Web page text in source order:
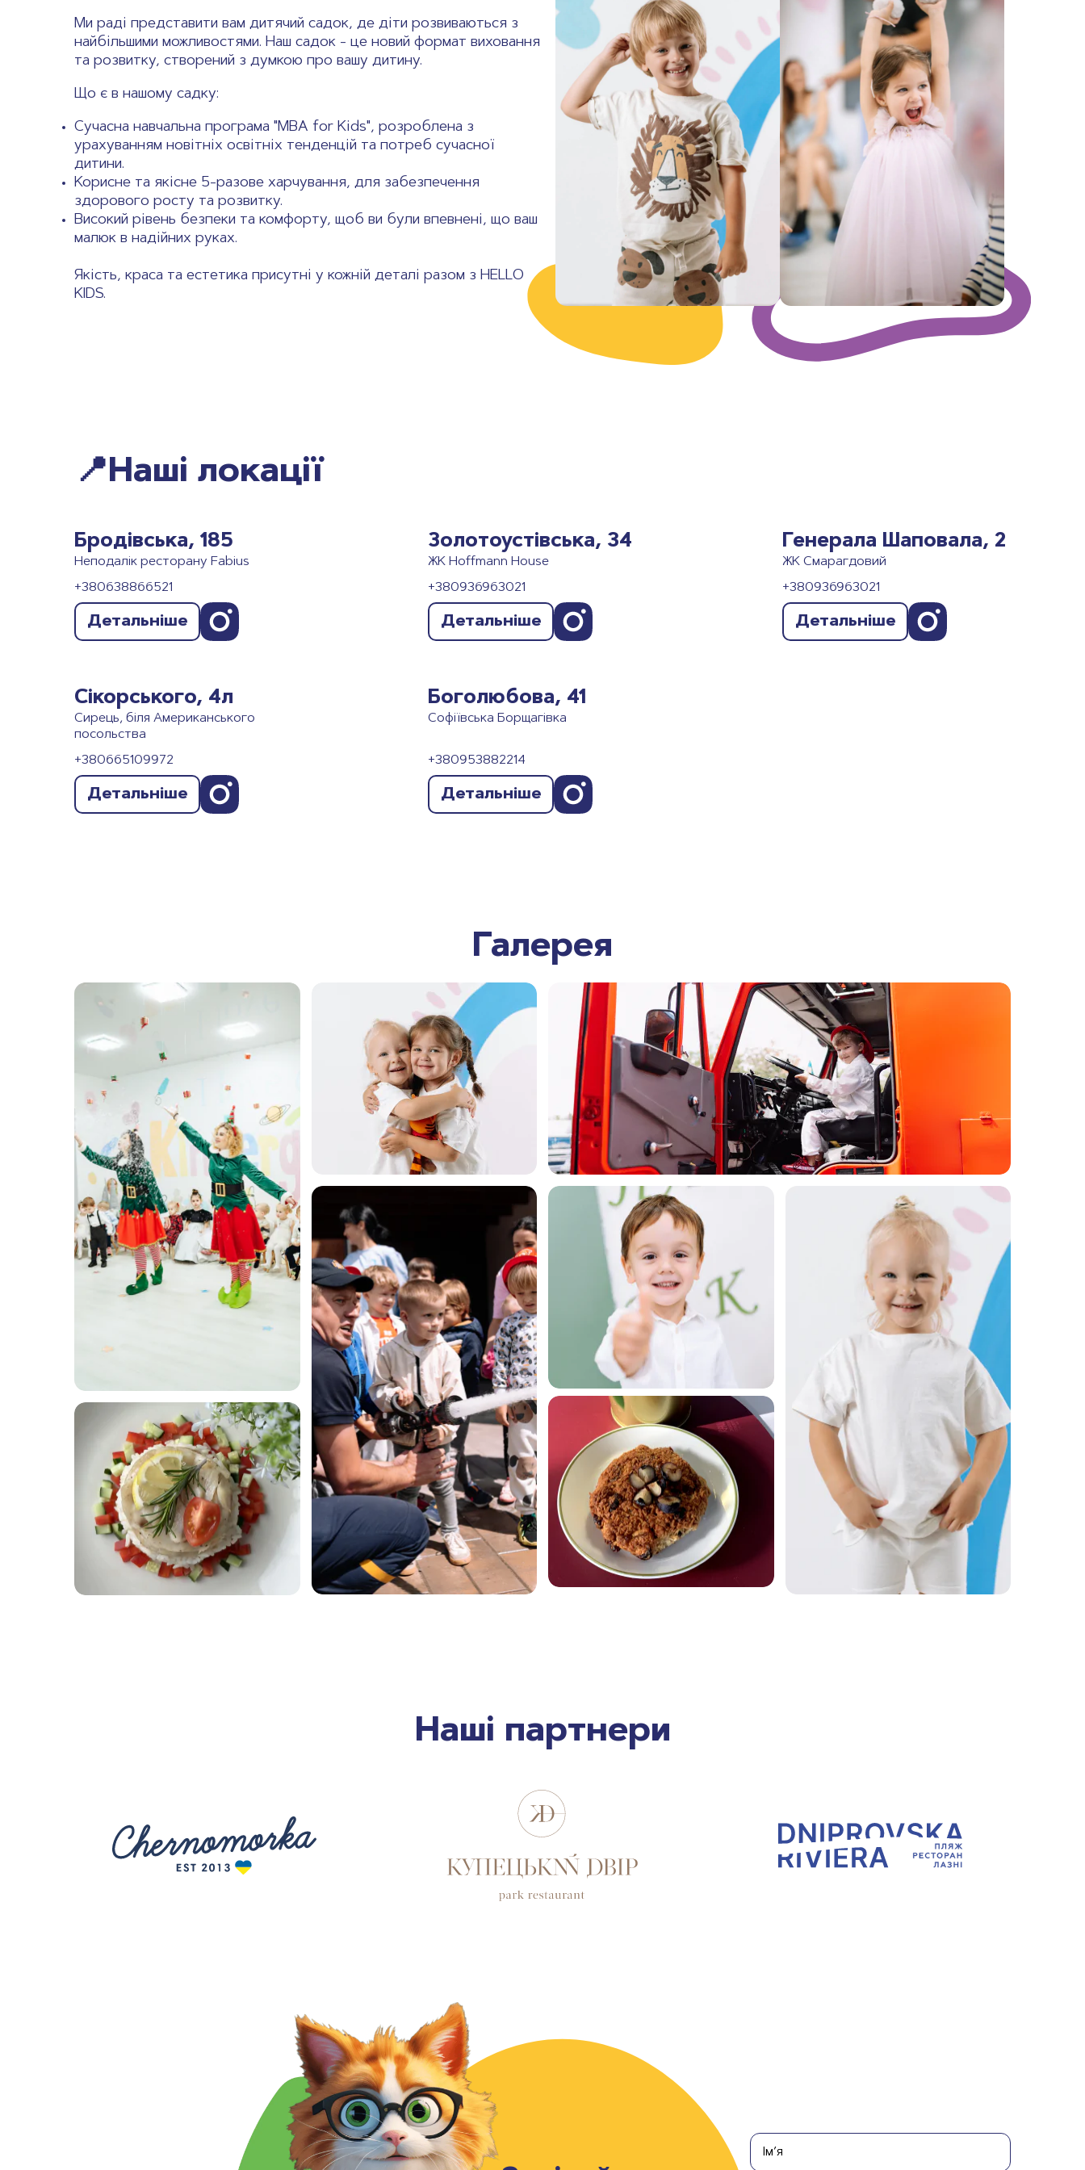
Ми раді представити вам дитячий садок, де діти розвиваються з
найбільшими можливостями. Наш садок - це новий формат виховання
та розвитку, створений з думкою про вашу дитину.
Що є в нашому садку:
Сучасна навчальна програма "MBA for Kids", розроблена з
урахуванням новітніх освітніх тенденцій та потреб сучасної
дитини.
Корисне та якісне 5-разове харчування, для забезпечення
здорового росту та розвитку.
Високий рівень безпеки та комфорту, щоб ви були впевнені, що ваш
малюк в надійних руках.
Якість, краса та естетика присутні у кожній деталі разом з HELLO
KIDS.
📍Наші локації
Бродівська, 185
Неподалік ресторану Fabius
+380638866521
Детальніше
Золотоустівська, 34
ЖК Hoffmann House
+380936963021
Детальніше
Генерала Шаповала, 2
ЖК Смарагдовий
+380936963021
Детальніше
Сікорського, 4л
Сирець, біля Американського
посольства
+380665109972
Детальніше
Боголюбова, 41
Софіївська Борщагівка
+380953882214
Детальніше
Галерея
Наші партнери